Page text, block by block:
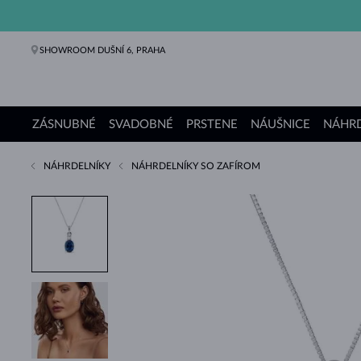
SHOWROOM DUŠNÍ 6, PRAHA
ZÁSNUBNÉ
Zásnubné prstene
SVADOBNÉ
Svadobné obrúčky
PRSTENE
Prstene
NÁUŠNICE
Náušnice
Náhrdelníky
Náramky
Perly
Šperky
Darčeky
Kolekcie KLENOTA
NÁHRDELNÍKY NÁHRDELNÍKY SO ZAFÍROM